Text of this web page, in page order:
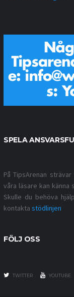
SPELA
På TipsArenan
våra läsare kan
Skulle du behöva
kontakta stödlinjen
FÖLJ OSS
TWITTER YOUTUBE